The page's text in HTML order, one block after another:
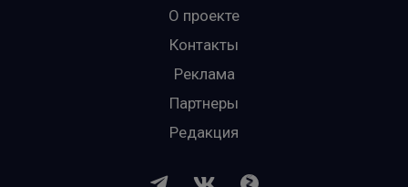
О проекте
Контакты
Реклама
Партнеры
Редакция